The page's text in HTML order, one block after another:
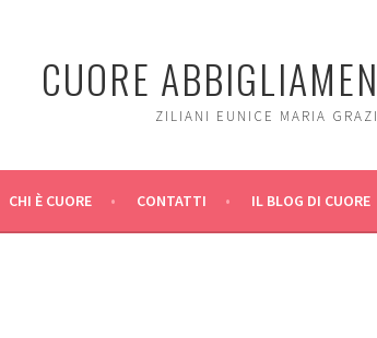
CUORE
ZILIANI EUNICE MARIA
CHI È CUORE CONTATTI IL BLOG DI CUORE